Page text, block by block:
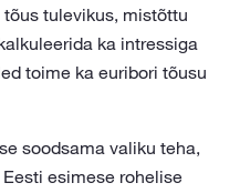
tulevikus, mistõttu
ka intressiga
toime ka euribori tõusu
soodsama valiku teha,
esimese rohelise